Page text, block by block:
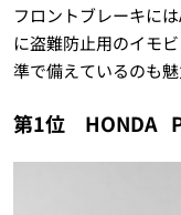
フロントブレーキに
に盗難防止用のイモ
準で備えているのも魅
第1位 HONDA